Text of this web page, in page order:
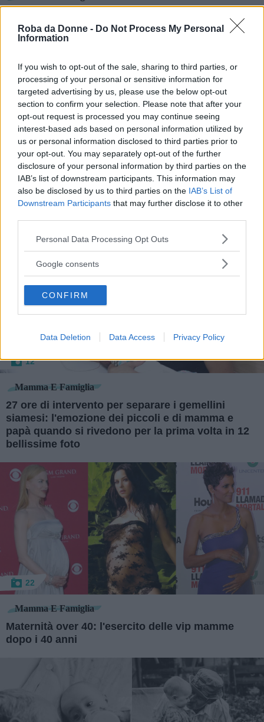
Roba da Donne - Do Not Process My Personal
Information
If you wish to opt-out of the sale, sharing to third parties, or
processing of your personal or sensitive information for
targeted advertising by us, please use the below opt-out
section to confirm your selection. Please note that after your
opt-out request is processed you may continue seeing
interest-based ads based on personal information utilized by
us or personal information disclosed to third parties prior to
your opt-out. You may separately opt-out of the further
disclosure of your personal information by third parties on the
IAB’s list of downstream participants. This information may
also be disclosed by us to third parties on the IAB’s List of
Downstream Participants that may further disclose it to other
Please note that this website/app uses one or more Google
not limited to your visit or usage behaviour. You may click to
use your data for below specified purposes in below Google
consent section.
Personal Data Processing Opt Outs
Google consents
CONFIRM
Data Deletion Data Access Privacy Policy
cuccioli (e dove si acquistano)
Curiosità
Il cognato le fa un video durante il parto e lei
sceglie di condividerlo su Facebook: ecco perché
12
Mamma E Famiglia
27 ore di intervento per separare i gemellini
siamesi: l'emozione dei piccoli e di mamma e
papà quando si rivedono per la prima volta in 12
bellissime foto
22
Mamma E Famiglia
Maternità over 40: l'esercito delle vip mamme
dopo i 40 anni